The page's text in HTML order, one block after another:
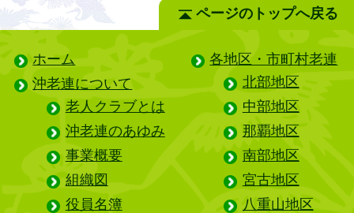
ページのトップへ戻る
ホーム
沖老連について
老人クラブとは
沖老連のあゆみ
事業概要
組織図
役員名簿
各地区・市町村老連
北部地区
中部地区
那覇地区
南部地区
宮古地区
八重山地区